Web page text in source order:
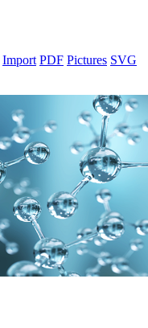
Import PDF Pictures SVG